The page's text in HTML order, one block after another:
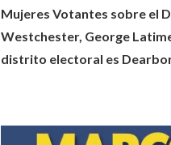
Mujeres Votantes sobre el
Westchester, George
distrito electoral es